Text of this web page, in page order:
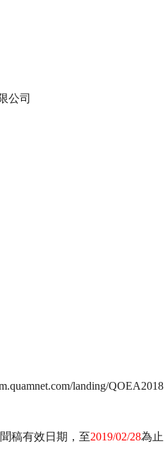
公司
landing/QOEA2018
稿有效日期，至2019/02/28為止